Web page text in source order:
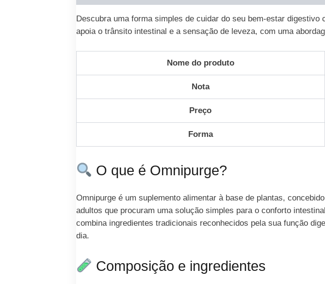
Descubra uma forma simples de cuidar do seu bem-estar
apoia o trânsito intestinal e a sensação de leveza, com uma
Nome do produto
Nota
Preço
Forma
O que é Omnipurge?
Omnipurge é um suplemento alimentar à base de plantas,
adultos que procuram uma solução simples para o conforto
combina ingredientes tradicionais reconhecidos pela sua função
dia.
Composição e ingredientes